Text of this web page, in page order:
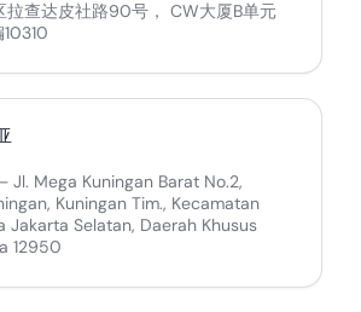
拉查达皮社路90号， CW大厦B单元
Jl. Mega Kuningan Barat No.2,
Kuningan Tim., Kecamatan
Jakarta Selatan, Daerah Khusus
12950